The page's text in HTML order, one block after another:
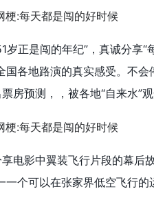
岁正是闯的年纪”，真诚分享
国各地路演的真实感受。不
房预测，，被各地“自来水”观
电影中翼装飞行片段的幕后
一个可以在张家界低空飞行